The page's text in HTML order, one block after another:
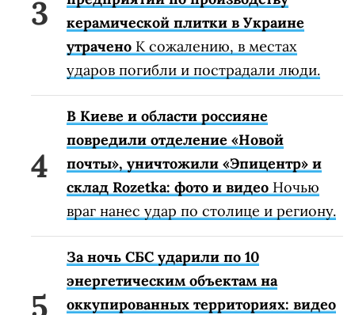
керамической плитки в Украине
утрачено К сожалению, в местах
ударов погибли и пострадали люди.
В Киеве и области россияне
повредили отделение «Новой
почты», уничтожили «Эпицентр» и
склад Rozetka: фото и видео Ночью
враг нанес удар по столице и региону.
За ночь СБС ударили по 10
энергетическим объектам на
оккупированных территориях: видео